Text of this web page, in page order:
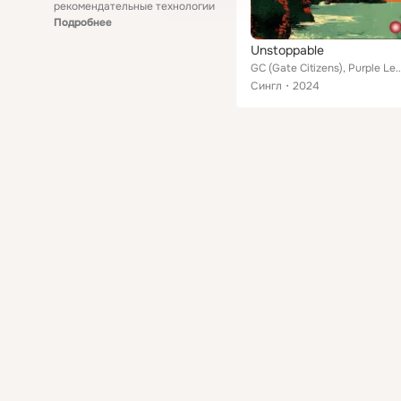
рекомендательные технологии
Подробнее
Unstoppable
GC (Gate
Сингл
2024